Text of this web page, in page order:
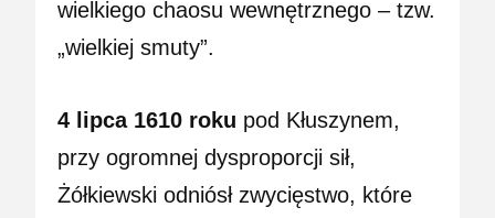
wielkiego chaosu wewnętrznego – tzw.
„wielkiej smuty”.
4 lipca 1610 roku pod Kłuszynem,
przy ogromnej dysproporcji sił,
Żółkiewski odniósł zwycięstwo, które